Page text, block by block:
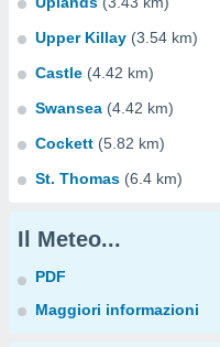
Upper Killay (3.54 km)
Castle (4.42 km)
Swansea (4.42 km)
Cockett (5.82 km)
St. Thomas (6.4 km)
Il Meteo...
PDF
Maggiori informazioni